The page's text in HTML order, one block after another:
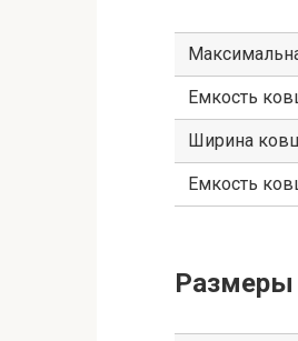
Емкость
Ширина
Емкость
Размеры